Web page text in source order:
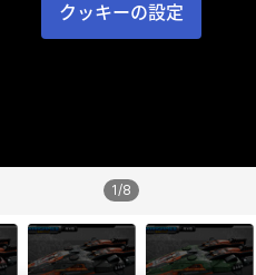
クッキーの設定
1/8